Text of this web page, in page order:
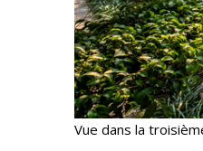
Vue dans la